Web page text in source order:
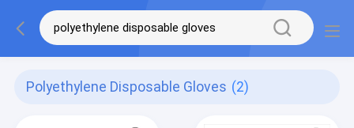
Polyethylene Disposable Gloves (2)